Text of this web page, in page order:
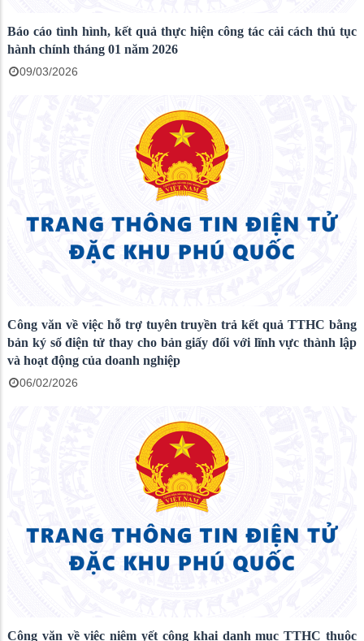
Báo cáo tình hình, kết quả thực hiện công tác cải cách thủ tục
hành chính tháng 01 năm 2026
09/03/2026
Công văn về việc hỗ trợ tuyên truyền trả kết quả TTHC bằng
bản ký số điện tử thay cho bản giấy đối với lĩnh vực thành lập
và hoạt động của doanh nghiệp
06/02/2026
Công văn về việc niêm yết công khai danh mục TTHC thuộc